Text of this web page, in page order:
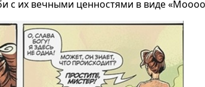
с их вечными ценностями в виде